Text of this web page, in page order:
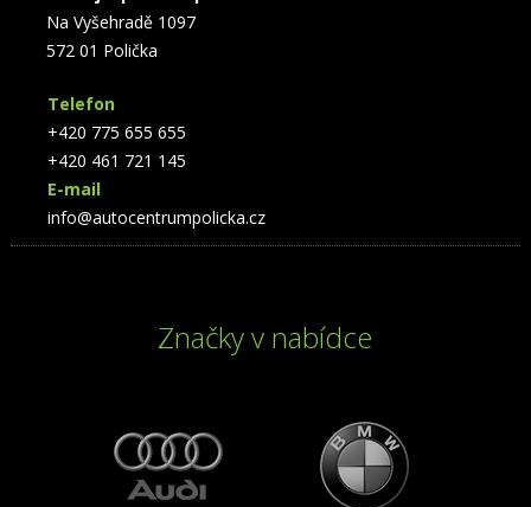
Na Vyšehradě 1097
572 01 Polička
Telefon
+420 775 655 655
+420 461 721 145
E-mail
info@autocentrumpolicka.cz
Značky v nabídce